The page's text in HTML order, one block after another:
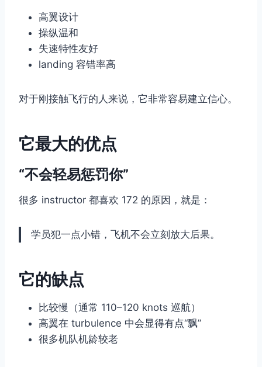
高翼设计
操纵温和
失速特性友好
landing 容错率高
对于刚接触飞行的人来说，它非常容易建立信心。
它最大的优点
“不会轻易惩罚你”
很多 instructor 都喜欢 172 的原因，就是：
学员犯一点小错，飞机不会立刻放大后果。
它的缺点
比较慢（通常 110–120 knots 巡航）
高翼在 turbulence 中会显得有点“飘”
很多机队机龄较老